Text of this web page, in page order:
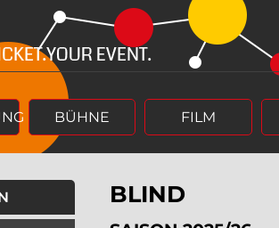
BÜHNE FILM
BLIND